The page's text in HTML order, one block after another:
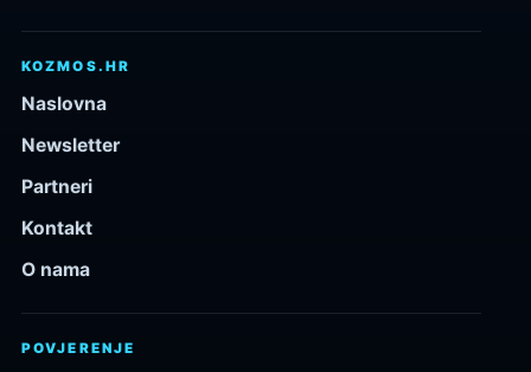
KOZMOS.HR
Naslovna
Newsletter
Partneri
Kontakt
O nama
POVJERENJE